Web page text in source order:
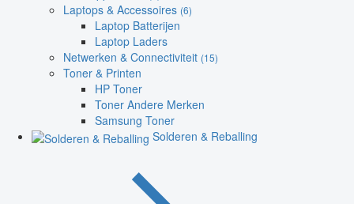
Laptops & Accessoires (6)
Laptop Batterijen
Laptop Laders
Netwerken & Connectiviteit (15)
Toner & Printen
HP Toner
Toner Andere Merken
Samsung Toner
Solderen & Reballing